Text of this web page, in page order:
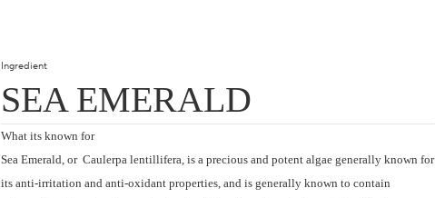
Ingredient
SEA EMERALD
What its known for
Sea Emerald, or Caulerpa lentillifera, is a precious and potent algae generally known for
its anti-irritation and anti-oxidant properties, and is generally known to contain